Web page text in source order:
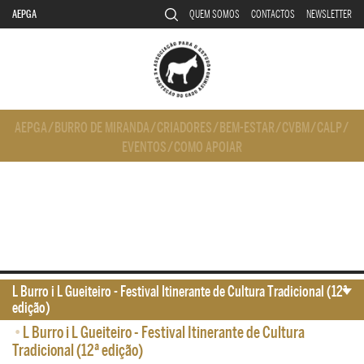
AEPGA QUEM SOMOS CONTACTOS NEWSLETTER
AEPGA/ BURRO DE MIRANDA/CRIADORES/ BEM-ESTAR/CVBM/CALP/
EVENTOS/COMO APOIAR
• L Burro i L Gueiteiro - Festival Itinerante de Cultura
Tradicional (12ª edição)
L Burro i L Gueiteiro - Festival Itinerante de Cultura Tradicional (12ª
edição)